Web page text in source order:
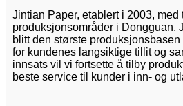
Jintian Paper, etablert i 2003, med
produksjonsområder i Dongguan,
blitt den største
for kundenes langsiktige tillit og
innsats vil vi fortsette å tilby
beste service til kunder i inn- og